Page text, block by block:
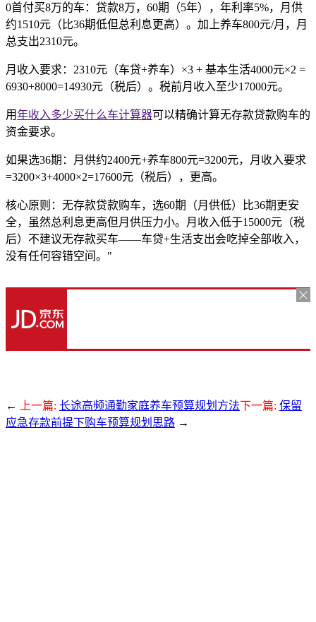
0首付买8万的车：贷款8万，60期（5年），年利率5%，月供
约1510元（比36期低但总利息更高）。加上养车800元/月，月
总支出2310元。
月收入要求：2310元（车贷+养车）×3 + 基本生活4000元×2 =
6930+8000=14930元（税后）。税前月收入至少17000元。
用年收入多少买什么车计算器可以精确计算无存款贷款购车的
资金要求。
如果选36期：月供约2400元+养车800元=3200元，月收入要求
=3200×3+4000×2=17600元（税后），更高。
核心原则：无存款贷款购车，选60期（月供低）比36期更安
全，虽然总利息更高但月供压力小。月收入低于15000元（税
后）不建议无存款买车——车贷+生活支出会吃掉全部收入，
没有任何容错空间。"
← 上一篇: 长途高频通勤家庭养车预算规划方法下一篇: 保留
应急存款前提下购车预算规划思路 →